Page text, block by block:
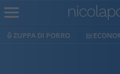
ECONOMIA